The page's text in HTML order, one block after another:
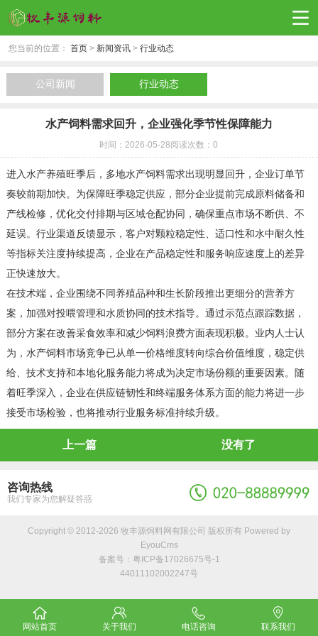
您当前的位置： 首页 > 新闻资讯 > 行业动态
公司新闻 行业动态
水产饲料需求回升，企业强化季节性保障能力
时间：2026-05-28阅读次数：0
进入水产养殖旺季后，多地水产饲料需求出现明显回升，企业订单节
奏较前期加快。为保障旺季稳定供应，部分企业提前完成原料储备和
产线检修，优化交付排期与区域仓配协同，确保重点市场不断供、不
延误。行业渠道反馈显示，客户对颗粒稳定性、适口性和水中耐久性
等指标关注度持续提高，企业在产品稳定性和服务响应速度上的差异
正快速放大。
在技术端，企业围绕不同养殖品种和生长阶段推出更细分的营养方
案，加强对投喂管理和水质协同的技术指导。通过示范点跟踪数据，
部分方案在改善采食效率和减少饲料浪费方面表现积极。业内人士认
为，水产饲料市场竞争已从单一价格维度转向综合价值维度，稳定供
给、技术支持和本地化服务能力将成为决定市场份额的重要因素。随
着旺季深入，企业在供应链韧性和终端服务体系方面的能力将进一步
接受市场检验，也将推动行业服务标准持续升级。
上一篇 没有了
咨询热线
我们专家为您解疑答惑
Copyright © 2012-2026 牧丰源饲料网有限公司 版权所有 Powered by
EyouCms
备案号： 粤ICP备17026675号-1
44011102002247号
网站首页 关于我们 电话咨询 联系我们